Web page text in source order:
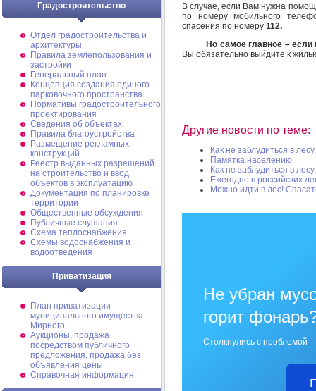
Градостроительство
Отдел градостроительства и
архитектуры
Правила землепользования и
застройки
Генеральный план
Концепция создания единого
парковочного пространства
Нормативы градостроительного
проектирования
Сведения об объектах
Правила благоустройства
Размещение рекламных
конструкций
Реестр выданных разрешений
на строительство и ввод
объектов в эксплуатацию
Документация по планировке
территории
Общественные обсуждения
Публичные слушания
Схема теплоснабжения
Схемы водоснабжения и
водоотведения
Приватизация
План приватизации
муниципального имущества
Мирного
Аукционы, продажа
посредством публичного
предложения, продажа без
объявления цены
Справочная информация
В случае, если Вам нужна
по номеру мобильного
спасения по номеру 112.
Но самое главное – если
Вы обязательно выйдите к
Другие новости по теме:
Как не заблудиться в
Памятка населению
Как не заблудиться в
Ежегодно в российских
Можно идти в лес!
Не убран
горит
Столкнулись с проблемой